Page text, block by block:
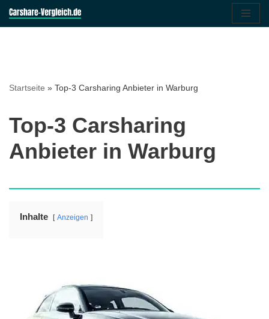
Startseite » Top-3 Carsharing Anbieter in Warburg
Top-3 Carsharing
Anbieter in Warburg
Inhalte Anzeigen